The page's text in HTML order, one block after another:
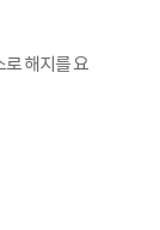
해지를 요